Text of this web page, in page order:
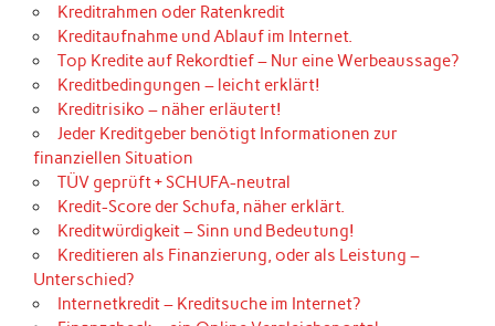
Kreditrahmen oder Ratenkredit
Kreditaufnahme und Ablauf im Internet.
Top Kredite auf Rekordtief – Nur eine Werbeaussage?
Kreditbedingungen – leicht erklärt!
Kreditrisiko – näher erläutert!
Jeder Kreditgeber benötigt Informationen zur
finanziellen Situation
TÜV geprüft + SCHUFA-neutral
Kredit-Score der Schufa, näher erklärt.
Kreditwürdigkeit – Sinn und Bedeutung!
Kreditieren als Finanzierung, oder als Leistung –
Unterschied?
Internetkredit – Kreditsuche im Internet?